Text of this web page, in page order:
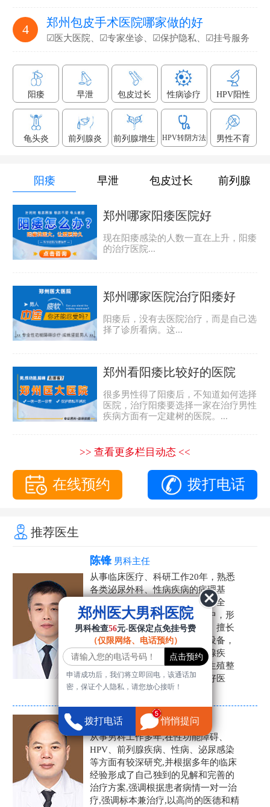
4 郑州包皮手术医院哪家做的好
☑医大医院、☑专家坐诊、☑保护隐私、☑挂号服务
阳痿 早泄 包皮过长 性病诊疗 HPV阳性
龟头炎 前列腺炎 前列腺增生 HPV转阴方法 男性不育
阳痿 早泄 包皮过长 前列腺
郑州哪家阳痿医院好
现在阳痿感染的人数一直在上升，阳痿
的治疗医院...
郑州哪家医院治疗阳痿好
阳痿后，没有去医院治疗，而是自己选
择了诊所看病。这...
郑州看阳痿比较好的医院
很多男性得了阳痿后，不知道如何选择
医院，治疗阳痿要选择一家在治疗男性
疾病方面有一定建树的医院。...
>> 查看更多栏目动态 <<
在线预约 拨打电话
推荐医生
陈锋 男科主任
从事临床医疗、科研工作20年，熟悉
各类泌尿外科、性病疾病的病理基
础，诊断治疗和临床操作，技术全
面。在男科疾病的诊断和诊疗中，形
成了一套独具特色的诊疗方案。擅长
运用国内外先进的医学技术和设备，
科学诊疗各类阳痿早泄、前列腺疾
病、射精障碍、性病、HPV、生殖整
形等疾病，是患者非常信赖的好医
生。
张营富
男科主任
从事男科工作多年,在性功能障碍、
HPV、前列腺疾病、性病、泌尿感染
等方面有较深研究,并根据多年的临床
经验形成了自己独到的见解和完善的
治疗方案,强调根据患者病情一对一治
疗,强调标本兼治疗,以高尚的医德和精
郑州医大男科医院
男科检查56元-医保定点免挂号费
（仅限网络、电话预约）
申请成功后，我们将立即回电，该通话加
密，保证个人隐私，请您放心接听！
拨打电话 悄悄提问